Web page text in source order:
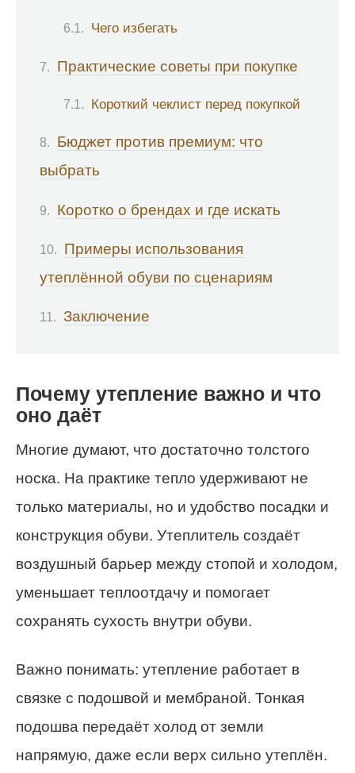
Чего избегать
Практические советы при покупке
Короткий чеклист перед покупкой
Бюджет против премиум: что
выбрать
Коротко о брендах и где искать
Примеры использования
утеплённой обуви по сценариям
Заключение
Почему утепление важно и что
оно даёт
Многие думают, что достаточно толстого
носка. На практике тепло удерживают не
только материалы, но и удобство посадки и
конструкция обуви. Утеплитель создаёт
воздушный барьер между стопой и холодом,
уменьшает теплоотдачу и помогает
сохранять сухость внутри обуви.
Важно понимать: утепление работает в
связке с подошвой и мембраной. Тонкая
подошва передаёт холод от земли
напрямую, даже если верх сильно утеплён.